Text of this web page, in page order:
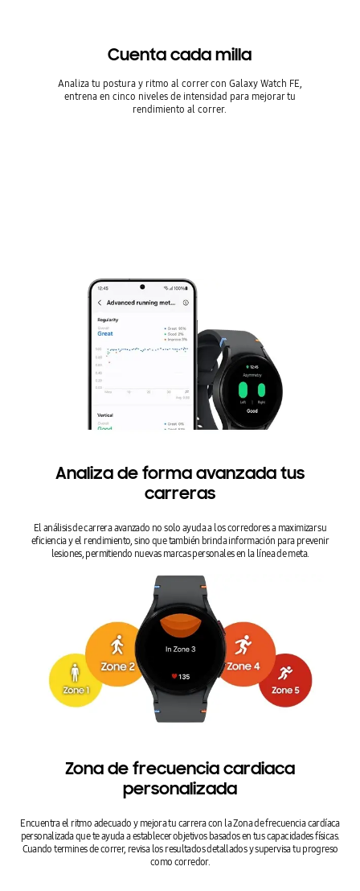
Cuenta cada milla
Analiza tu postura y ritmo al correr con Galaxy Watch FE,
entrena en cinco niveles de intensidad para mejorar tu
rendimiento al correr.
Analiza de forma avanzada tus
carreras
El análisis de carrera avanzado no solo ayuda a los corredores a maximizar su
eficiencia y el rendimiento, sino que también brinda información para prevenir
lesiones, permitiendo nuevas marcas personales en la línea de meta.
Zona de frecuencia cardiaca
personalizada
Encuentra el ritmo adecuado y mejora tu carrera con la Zona de frecuencia cardíaca
personalizada que te ayuda a establecer objetivos basados ​​en tus capacidades físicas.
Cuando termines de correr, revisa los resultados detallados y supervisa tu progreso
como corredor.